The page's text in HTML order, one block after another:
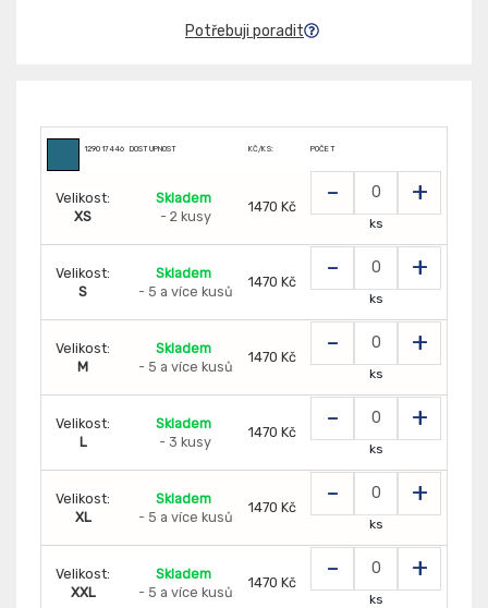
Potřebuji poradit
1290174466 DOSTUPNOST KČ/KS: POČET
Velikost:
XS
Skladem
- 2 kusy
1470 Kč - +
ks
Velikost:
S
Skladem
- 5 a více kusů
1470 Kč - +
ks
Velikost:
M
Skladem
- 5 a více kusů
1470 Kč - +
ks
Velikost:
L
Skladem
- 3 kusy
1470 Kč - +
ks
Velikost:
XL
Skladem
- 5 a více kusů
1470 Kč - +
ks
Velikost:
XXL
Skladem
- 5 a více kusů
1470 Kč - +
ks